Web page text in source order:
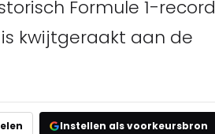
Formule 1-record
kwijtgeraakt aan de
Instellen als voorkeursbron